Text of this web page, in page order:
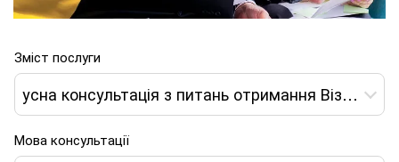
Зміст послуги
усна консультація з питань отримання Візи Д - 12 в Україну
Мова консультації